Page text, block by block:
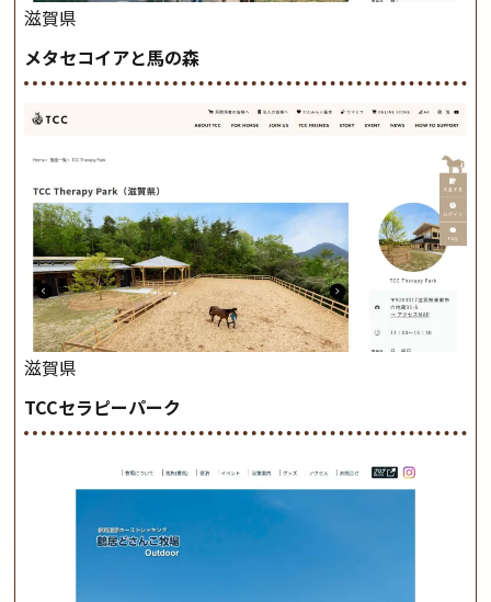
滋賀県
メタセコイアと馬の森
滋賀県
TCCセラピーパーク